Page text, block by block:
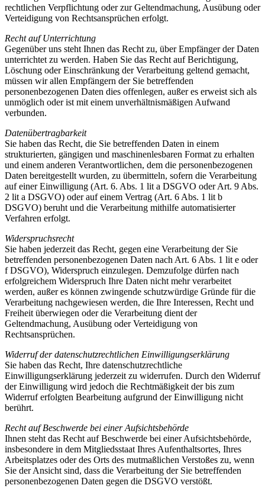
rechtlichen Verpflichtung oder zur Geltendmachung, Ausübung oder
Verteidigung von Rechtsansprüchen erfolgt.
Recht auf Unterrichtung
Gegenüber uns steht Ihnen das Recht zu, über Empfänger der Daten
unterrichtet zu werden. Haben Sie das Recht auf Berichtigung,
Löschung oder Einschränkung der Verarbeitung geltend gemacht,
müssen wir allen Empfängern der Sie betreffenden
personenbezogenen Daten dies offenlegen, außer es erweist sich als
unmöglich oder ist mit einem unverhältnismäßigen Aufwand
verbunden.
Datenübertragbarkeit
Sie haben das Recht, die Sie betreffenden Daten in einem
strukturierten, gängigen und maschinenlesbaren Format zu erhalten
und einem anderen Verantwortlichen, dem die personenbezogenen
Daten bereitgestellt wurden, zu übermitteln, sofern die Verarbeitung
auf einer Einwilligung (Art. 6. Abs. 1 lit a DSGVO oder Art. 9 Abs.
2 lit a DSGVO) oder auf einem Vertrag (Art. 6 Abs. 1 lit b
DSGVO) beruht und die Verarbeitung mithilfe automatisierter
Verfahren erfolgt.
Widerspruchsrecht
Sie haben jederzeit das Recht, gegen eine Verarbeitung der Sie
betreffenden personenbezogenen Daten nach Art. 6 Abs. 1 lit e oder
f DSGVO), Widerspruch einzulegen. Demzufolge dürfen nach
erfolgreichem Widerspruch Ihre Daten nicht mehr verarbeitet
werden, außer es können zwingende schutzwürdige Gründe für die
Verarbeitung nachgewiesen werden, die Ihre Interessen, Recht und
Freiheit überwiegen oder die Verarbeitung dient der
Geltendmachung, Ausübung oder Verteidigung von
Rechtsansprüchen.
Widerruf der datenschutzrechtlichen Einwilligungserklärung
Sie haben das Recht, Ihre datenschutzrechtliche
Einwilligungserklärung jederzeit zu widerrufen. Durch den Widerruf
der Einwilligung wird jedoch die Rechtmäßigkeit der bis zum
Widerruf erfolgten Bearbeitung aufgrund der Einwilligung nicht
berührt.
Recht auf Beschwerde bei einer Aufsichtsbehörde
Ihnen steht das Recht auf Beschwerde bei einer Aufsichtsbehörde,
insbesondere in dem Mitgliedsstaat Ihres Aufenthaltsortes, Ihres
Arbeitsplatzes oder des Orts des mutmaßlichen Verstoßes zu, wenn
Sie der Ansicht sind, dass die Verarbeitung der Sie betreffenden
personenbezogenen Daten gegen die DSGVO verstößt.